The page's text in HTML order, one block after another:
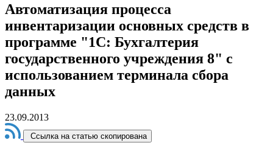
Автоматизация процесса
инвентаризации основных средств в
программе "1С: Бухгалтерия
государственного учреждения 8" с
использованием терминала сбора
данных
23.09.2013
Ссылка на статью скопирована